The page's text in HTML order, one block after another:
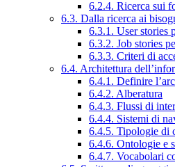
6.2.4. Ricerca sui
6.3. Dalla ricerca ai
6.3.1. User stories
6.3.2. Job stories
6.3.3. Criteri di
6.4. Architettura
6.4.1. Definire
6.4.2. Alberatura
6.4.3. Flussi di
6.4.4. Sistemi di
6.4.5. Tipologie di
6.4.6. Ontologie e
6.4.7. Vocabolari